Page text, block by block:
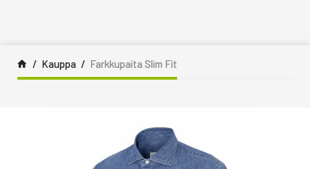
Kauppa Farkkupaita Slim Fit